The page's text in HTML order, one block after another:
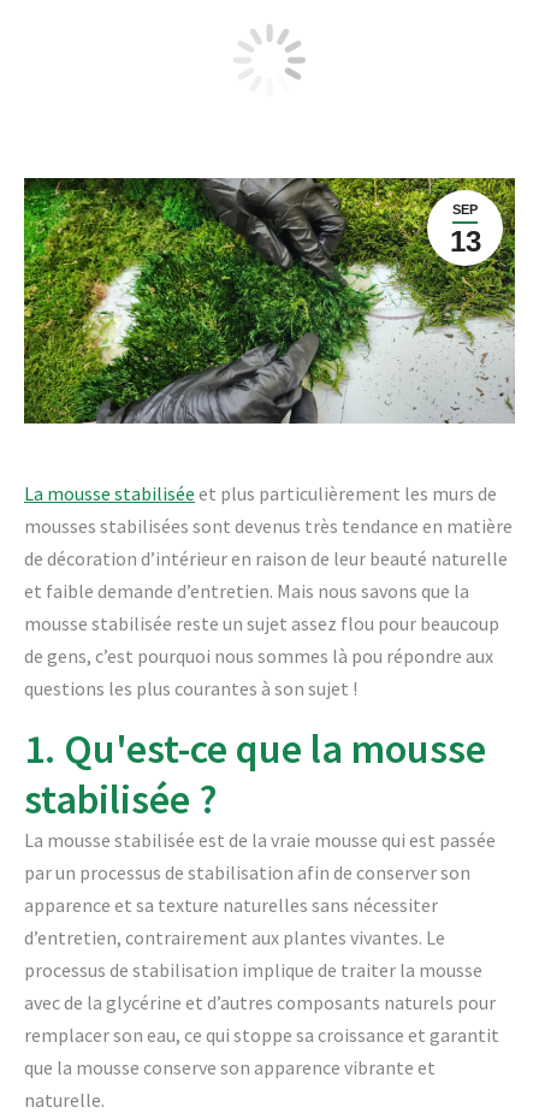
4 questions à propos de la mousse
stabilisée
SEP
13
La mousse stabilisée et plus particulièrement les murs de
mousses stabilisées sont devenus très tendance en matière
de décoration d’intérieur en raison de leur beauté naturelle
et faible demande d’entretien. Mais nous savons que la
mousse stabilisée reste un sujet assez flou pour beaucoup
de gens, c’est pourquoi nous sommes là pou répondre aux
questions les plus courantes à son sujet !
1. Qu'est-ce que la mousse
stabilisée ?
La mousse stabilisée est de la vraie mousse qui est passée
par un processus de stabilisation afin de conserver son
apparence et sa texture naturelles sans nécessiter
d’entretien, contrairement aux plantes vivantes. Le
processus de stabilisation implique de traiter la mousse
avec de la glycérine et d’autres composants naturels pour
remplacer son eau, ce qui stoppe sa croissance et garantit
que la mousse conserve son apparence vibrante et
naturelle.